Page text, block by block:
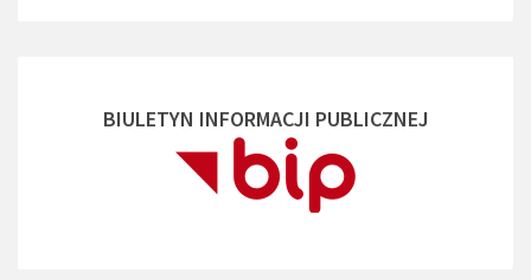
BIULETYN INFORMACJI PUBLICZNEJ